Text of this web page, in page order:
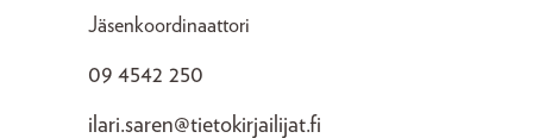
Jäsenkoordinaattori
09 4542 250
ilari.saren@tietokirjailijat.fi